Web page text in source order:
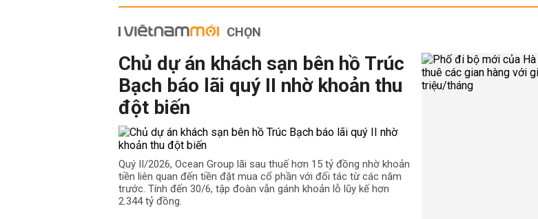
CHỌN
Chủ dự án khách sạn bên hồ Trúc
Bạch báo lãi quý II nhờ khoản thu
đột biến
Quý II/2026, Ocean Group lãi sau thuế hơn 15 tỷ đồng nhờ khoản
tiền liên quan đến tiền đặt mua cổ phần với đối tác từ các năm
trước. Tính đến 30/6, tập đoàn vẫn gánh khoản lỗ lũy kế hơn
2.344 tỷ đồng.